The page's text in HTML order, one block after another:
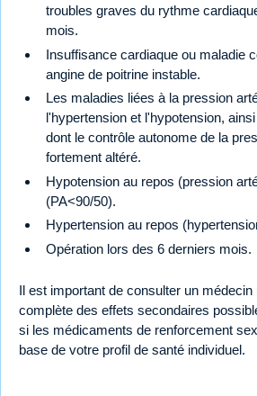
troubles graves du rythme
mois.
Insuffisance cardiaque ou maladie
angine de poitrine instable.
Les maladies liées à la pression
l'hypertension et l'hypotension,
dont le contrôle autonome de la
fortement altéré.
Hypotension au repos (pression
(PA<90/50).
Hypertension au repos
Opération lors des 6 derniers mois.
Il est important de consulter un médecin
complète des effets secondaires
si les médicaments de renforcement
base de votre profil de santé individuel.